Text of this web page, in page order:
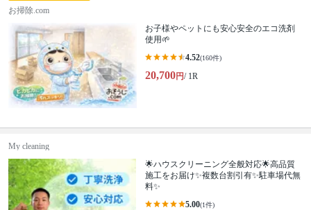
お掃除.com
お子様やペットにも安心安全のエコ洗剤
使用🌱
4.52(160件)
20,700円/ 1R
My cleaning
🌟ハウスクリーニング全般対応🌟高品質
施工をお届け✨複数台割引有✨駐車場代無
料✨
5.00(1件)